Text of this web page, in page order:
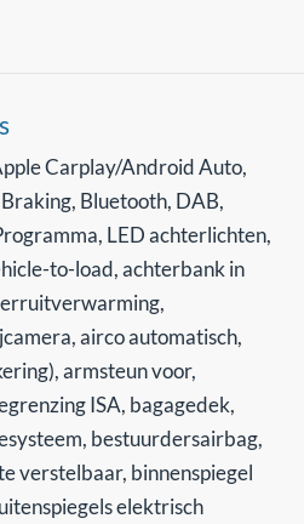
Carplay/Android Auto,
Bluetooth, DAB,
LED achterlichten,
to-load, achterbank in
airco automatisch,
armsteun voor,
ISA, bagagedek,
bestuurdersairbag,
verstelbaar, binnenspiegel
elektrisch